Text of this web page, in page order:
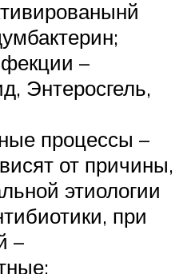
–
Энтеросгель,
процессы –
от причины,
этиологии
при
–